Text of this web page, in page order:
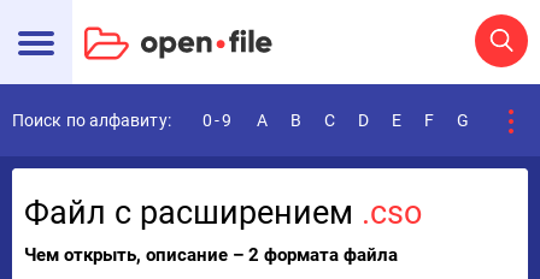
Поиск по алфавиту: 0-9 A B C D E F G
Файл с расширением .cso
Чем открыть, описание – 2 формата файла